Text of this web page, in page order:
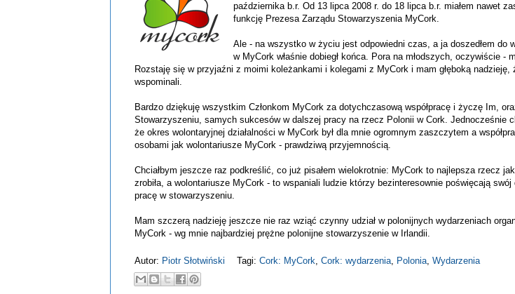
października b.r. Od 13 lipca 2008 r. do 18 lipca b.r. miałem nawet
funkcję Prezesa Zarządu Stowarzyszenia MyCork.
Ale - na wszystko w życiu jest odpowiedni czas, a ja doszedłem do
w MyCork właśnie dobiegł końca. Pora na młodszych, oczywiście -
Rozstaję się w przyjaźni z moimi koleżankami i kolegami z MyCork i mam głęboką nadzieję,
wspominali.
Bardzo dziękuję wszystkim Członkom MyCork za dotychczasową współpracę i życzę Im,
Stowarzyszeniu, samych sukcesów w dalszej pracy na rzecz Polonii w Cork. Jednocześnie
że okres wolontaryjnej działalności w MyCork był dla mnie ogromnym zaszczytem a
osobami jak wolontariusze MyCork - prawdziwą przyjemnością.
Chciałbym jeszcze raz podkreślić, co już pisałem wielokrotnie: MyCork to najlepsza rzecz
zrobiła, a wolontariusze MyCork - to wspaniali ludzie którzy bezinteresownie poświęcają swój
pracę w stowarzyszeniu.
Mam szczerą nadzieję jeszcze nie raz wziąć czynny udział w polonijnych wydarzeniach
MyCork - wg mnie najbardziej prężne polonijne stowarzyszenie w Irlandii.
Autor: Piotr Słotwiński Tagi: Cork: MyCork Cork: wydarzenia Polonia Wydarzenia